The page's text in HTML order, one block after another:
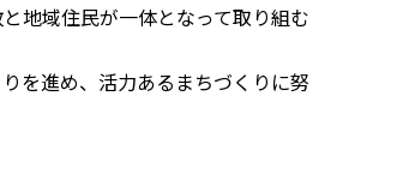
地域住民が一体となって取り組む
を進め、活力あるまちづくりに努